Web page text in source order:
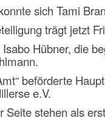
sich Tami
trägt jetzt
Hübner, die
beförderte
e.V.
Seite stehen als